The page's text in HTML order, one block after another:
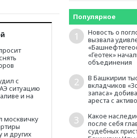
с
ситуацию
и на
москвичку
и других
Популярное
1
Новость о
вызвала
«Геотек»
объединения
2
В Башкирии
вкладчиков
запаса»
ареста с
3
Какое
после себя
судебных